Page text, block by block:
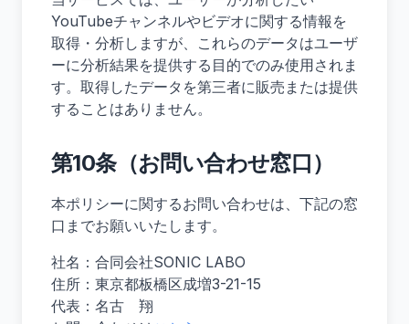
YouTubeチャンネルやビデオに関する情報を
取得・分析しますが、これらのデータはユーザ
ーに分析結果を提供する目的でのみ使用されま
す。取得したデータを第三者に販売または提供
することはありません。
第10条（お問い合わせ窓口）
本ポリシーに関するお問い合わせは、下記の窓
口までお願いいたします。
社名：合同会社SONIC LABO
住所：東京都板橋区成増3-21-15
代表：名古 翔